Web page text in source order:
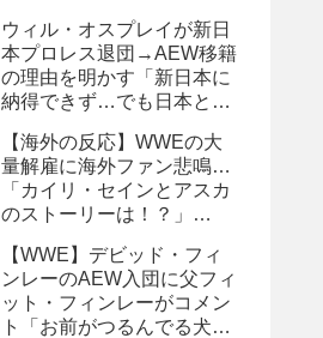
挫
ウィル・オスプレイが新日
本プロレス退団→AEW移籍
の理由を明かす「新日本に
納得できず…でも日本との
【海外の反応】WWEの大
量解雇に海外ファン悲鳴…
「カイリ・セインとアスカ
のストーリーは！？」
の犠牲になった」
【WWE】デビッド・フィ
ンレーのAEW入団に父フィ
ット・フィンレーがコメン
ト「お前がつるんでる犬連